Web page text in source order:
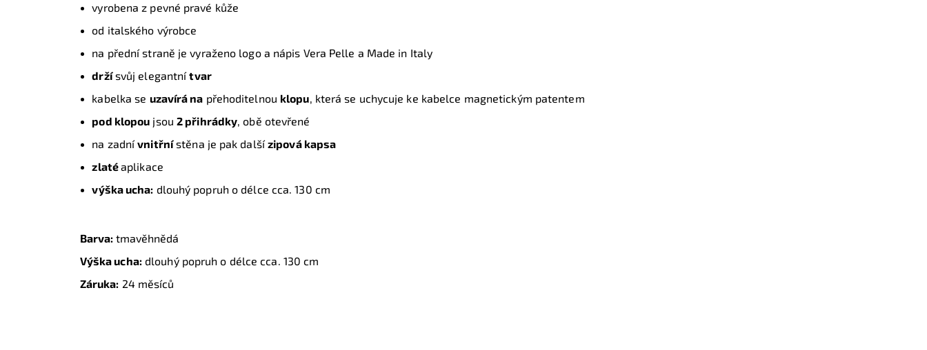
vyrobena z pevné pravé kůže
od italského výrobce
na přední straně je vyraženo logo a nápis Vera Pelle a Made in Italy
držísvůj elegantnítvar
kabelka se uzavírá na přehoditelnou klopu, která se uchycuje ke kabelce magnetickým patentem
pod klopou jsou 2 přihrádky, obě otevřené
na zadnívnitřnístěna je pak dalšízipová kapsa
zlatéaplikace
výška ucha: dlouhý popruh o délce cca. 130 cm
Barva: tmavěhnědá
Výška ucha:dlouhý popruh o délce cca. 130 cm
Záruka: 24 měsíců